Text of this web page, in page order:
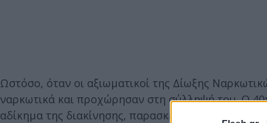
Ωστόσο, όταν οι αξιωματικοί της Δίωξης
ναρκωτικά και προχώρησαν στη σύλληψή του. Ο
αδίκημα της διακίνησης, παρασκευής και